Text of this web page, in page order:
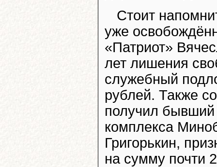
Стоит
уже
«Патриот»
лет лишения
служебный
рублей. Также
получил бывший
комплекса
Григорькин,
на сумму почти